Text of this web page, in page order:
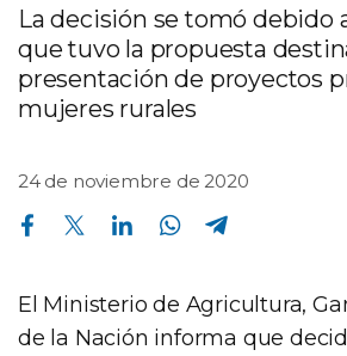
La decisión se tomó debido
que tuvo la propuesta
presentación de proyectos
mujeres rurales
24 de noviembre de 2020
Compartir en Facebook Compartir en Twitter Compartir en Linkedin Compartir en Whatsapp
El Ministerio de Agricultura,
de la Nación informa que